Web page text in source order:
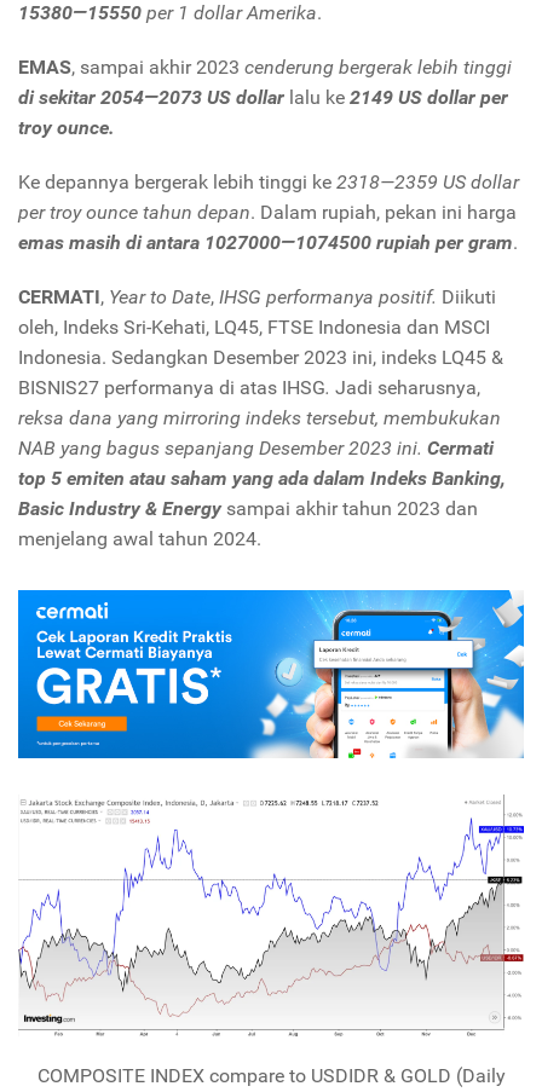
15380—15550 per 1 dollar Amerika.
EMAS, sampai akhir 2023 cenderung bergerak lebih tinggi
di sekitar 2054—2073 US dollar lalu ke 2149 US dollar per
troy ounce.
Ke depannya bergerak lebih tinggi ke 2318—2359 US dollar
per troy ounce tahun depan. Dalam rupiah, pekan ini harga
emas masih di antara 1027000—1074500 rupiah per gram.
CERMATI, Year to Date, IHSG performanya positif. Diikuti
oleh, Indeks Sri-Kehati, LQ45, FTSE Indonesia dan MSCI
Indonesia. Sedangkan Desember 2023 ini, indeks LQ45 &
BISNIS27 performanya di atas IHSG. Jadi seharusnya,
reksa dana yang mirroring indeks tersebut, membukukan
NAB yang bagus sepanjang Desember 2023 ini. Cermati
top 5 emiten atau saham yang ada dalam Indeks Banking,
Basic Industry & Energysampai akhir tahun 2023 dan
menjelang awal tahun 2024.
COMPOSITE INDEX compare to USDIDR & GOLD (Daily